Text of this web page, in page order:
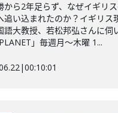
から2年足らず、なぜイギリ
追い込まれたのか？イギリス
語大教授、若松邦弘さんに伺
PLANET」毎週月～木曜 1...
|00:10:01